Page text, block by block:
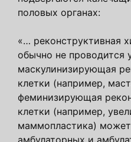
половых органах:
«… реконструктивная
обычно не проводится
маскулинизирующая
клетки (например,
феминизирующая
клетки (например,
маммопластика)